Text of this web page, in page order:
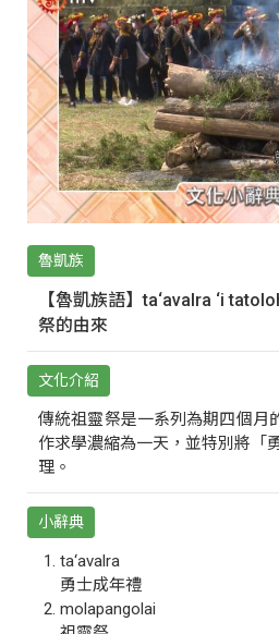
魯凱族
【魯凱族語】ta‘avalra ‘i
祭的由來
文化介紹
傳統祖靈祭是一系列為期四個月
作求學濃縮為一天，並特別將「
理。
小辭典
ta‘avalra
勇士成年禮
molapangolai